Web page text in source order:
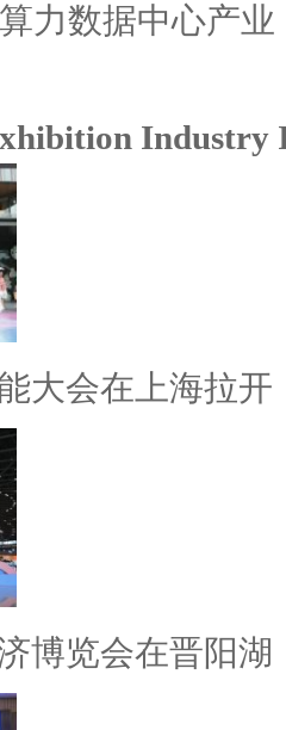
力数据中心产业
Industry
大会在上海拉开
博览会在晋阳湖